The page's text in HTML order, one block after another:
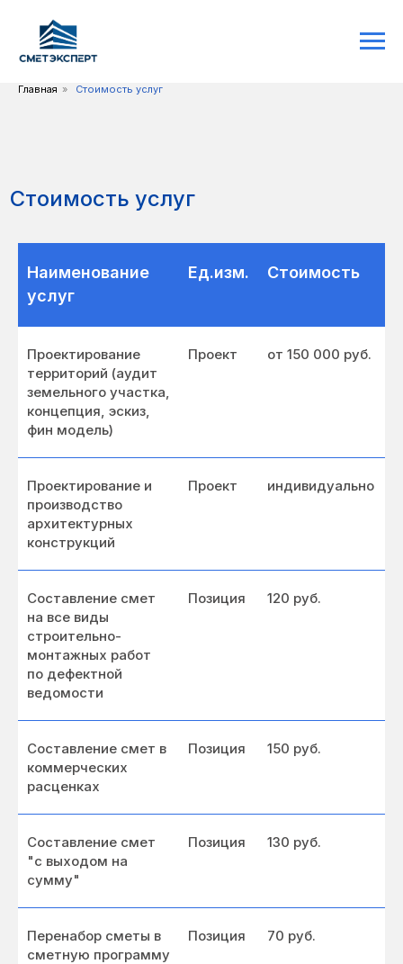
Главная » Стоимость услуг
Наименование
услуг
Ед.изм. Стоимость
Проектирование
территорий (аудит
земельного участка,
концепция, эскиз,
фин модель)
Проект от 150 000 руб.
Проектирование и
производство
архитектурных
конструкций
Проект индивидуально
Составление смет
на все виды
строительно-
монтажных работ
по дефектной
ведомости
Позиция 120 руб.
Составление смет в
коммерческих
расценках
Позиция 150 руб.
Составление смет
"с выходом на
сумму"
Позиция 130 руб.
Перенабор сметы в
сметную программу
Позиция 70 руб.